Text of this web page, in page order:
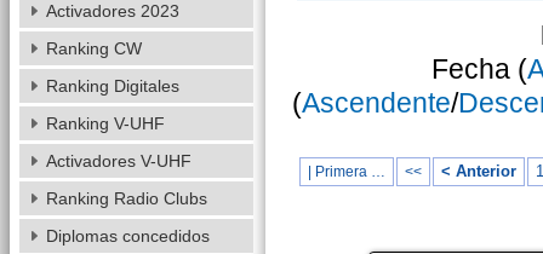
Fecha (
(Ascendente/
| Primera … << < Anterior
Activadores 2023
Ranking CW
Ranking Digitales
Ranking V-UHF
Activadores V-UHF
Ranking Radio Clubs
Diplomas concedidos